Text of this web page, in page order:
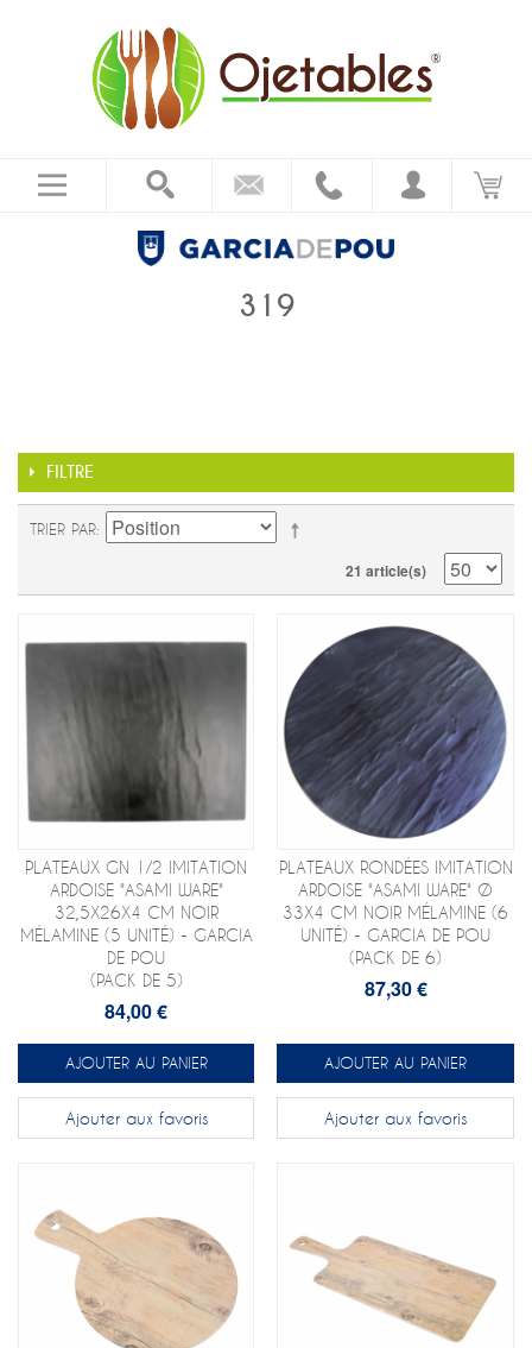
319
FILTRE
TRIER PAR
21 article(s)
PLATEAUX GN 1/2 IMITATION
ARDOISE "ASAMI WARE"
32,5X26X4 CM NOIR
MÉLAMINE (5 UNITÉ) - GARCIA
DE POU
(PACK DE 5)
84,00 €
AJOUTER AU PANIER
Ajouter aux favoris
PLATEAUX RONDÉES IMITATION
ARDOISE "ASAMI WARE" Ø
33X4 CM NOIR MÉLAMINE (6
UNITÉ) - GARCIA DE POU
(PACK DE 6)
87,30 €
AJOUTER AU PANIER
Ajouter aux favoris